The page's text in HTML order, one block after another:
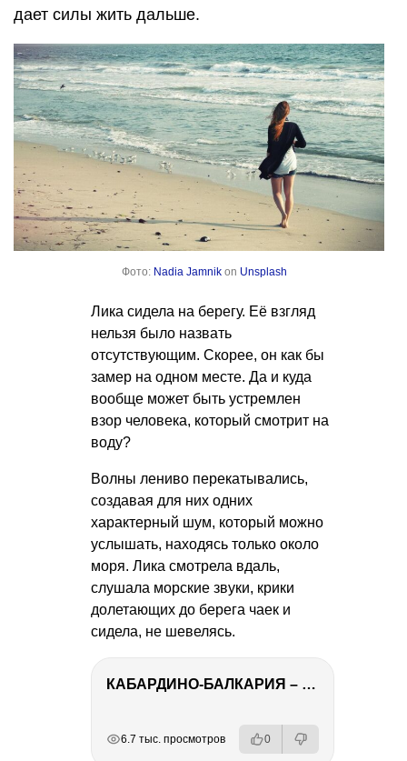
дает силы жить дальше.
Фото: Nadia Jamnik on Unsplash
Лика сидела на берегу. Её взгляд
нельзя было назвать
отсутствующим. Скорее, он как бы
замер на одном месте. Да и куда
вообще может быть устремлен
взор человека, который смотрит на
воду?
Волны лениво перекатывались,
создавая для них одних
характерный шум, который можно
услышать, находясь только около
моря. Лика смотрела вдаль,
слушала морские звуки, крики
долетающих до берега чаек и
сидела, не шевелясь.
КАБАРДИНО-БАЛКАРИЯ – ПУТЕШЕСТВИЕ НА КАВКАЗ часть 3
6.7 тыс. просмотров 0